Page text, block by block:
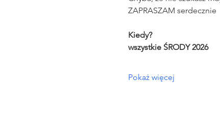
ZAPRASZAM serdecznie
Kiedy?
wszystkie ŚRODY 2026
Pokaż więcej